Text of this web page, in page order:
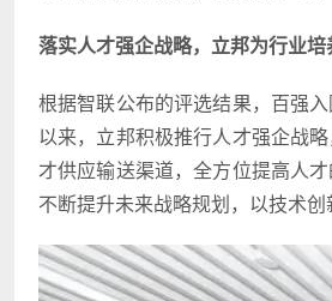
落实人才强企战略，立邦为行业
根据智联公布的评选结果，百强
以来，立邦积极推行人才强企战
才供应输送渠道，全方位提高人
不断提升未来战略规划，以技术